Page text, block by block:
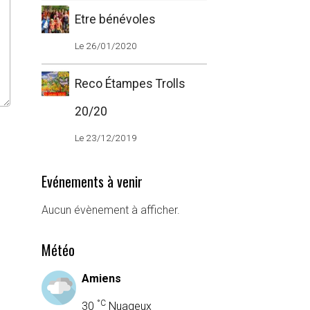
Etre bénévoles
Le 26/01/2020
Reco Étampes Trolls
20/20
Le 23/12/2019
Evénements à venir
Aucun évènement à afficher.
Météo
Amiens
30 °CNuageux